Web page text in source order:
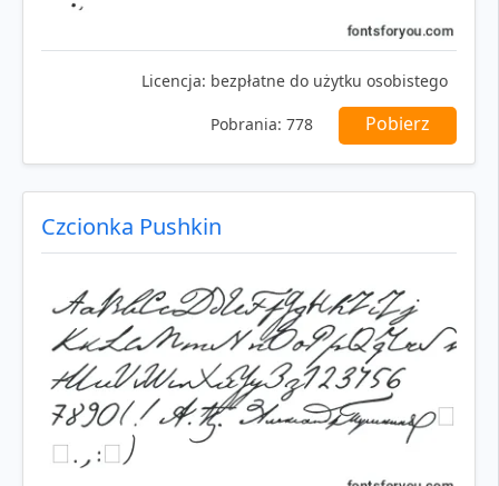
Licencja: bezpłatne do użytku osobistego
Pobrania: 778 Pobierz
Czcionka Pushkin